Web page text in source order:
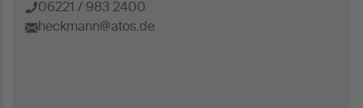
06221 / 983 2400
heckmann@atos.de